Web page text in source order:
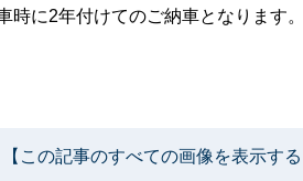
時に2年付けてのご納車となります
【この記事のすべての画像を表示する